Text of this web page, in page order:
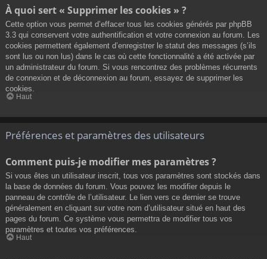
À quoi sert « Supprimer les cookies » ?
Cette option vous permet d’effacer tous les cookies générés par phpBB
3.3 qui conservent votre authentification et votre connexion au forum. Les
cookies permettent également d’enregistrer le statut des messages (s’ils
sont lus ou non lus) dans le cas où cette fonctionnalité a été activée par
un administrateur du forum. Si vous rencontrez des problèmes récurrents
de connexion et de déconnexion au forum, essayez de supprimer les
cookies.
Haut
Préférences et paramètres des utilisateurs
Comment puis-je modifier mes paramètres ?
Si vous êtes un utilisateur inscrit, tous vos paramètres sont stockés dans
la base de données du forum. Vous pouvez les modifier depuis le
panneau de contrôle de l’utilisateur. Le lien vers ce dernier se trouve
généralement en cliquant sur votre nom d’utilisateur situé en haut des
pages du forum. Ce système vous permettra de modifier tous vos
paramètres et toutes vos préférences.
Haut